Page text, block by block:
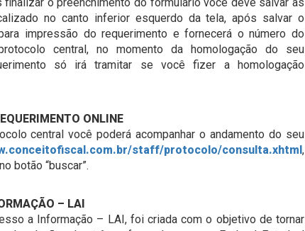
no canto inferior esquerdo da tela, após salvar o
impressão do requerimento e fornecerá o número do
central, no momento da homologação do seu
só irá tramitar se você fizer a homologação
ONLINE
central você poderá acompanhar o andamento do seu
staff/protocolo/consulta.xhtml,
botão “buscar”.
– LAI
a Informação – LAI, foi criada com o objetivo de tornar